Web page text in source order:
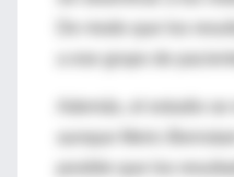
De modo que los
a ese grupo de
aunque Meric-